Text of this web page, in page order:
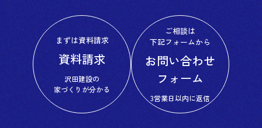
まずは資料請求
資料請求
沢田建設の
家づくりが分かる
ご相談は
下記フォームから
お問い合わせ
フォーム
3営業日以内に返信